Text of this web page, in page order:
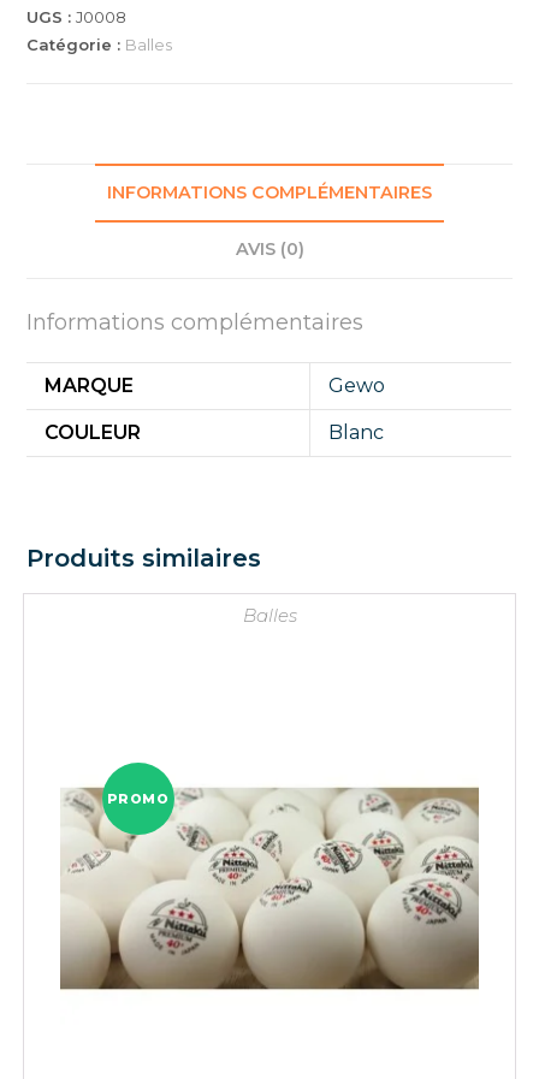
PACK
72
UGS :J0008
Catégorie : Balles
INFORMATIONS COMPLÉMENTAIRES
AVIS (0)
Informations complémentaires
MARQUE Gewo
COULEUR Blanc
Produits similaires
Balles
PROMO